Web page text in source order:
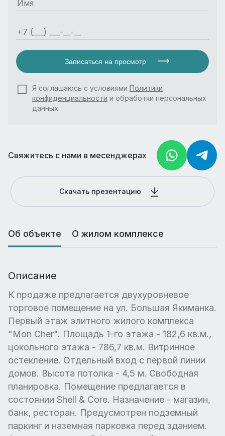
Записаться на просмотр
Я соглашаюсь с условиями Политики
конфиденциальности и обработки персональных
данных
Свяжитесь с нами в месенджерах
Скачать презентацию
Об объекте О жилом комплексе
Описание
К продаже предлагается двухуровневое
торговое помещение на ул. Большая Якиманка.
Первый этаж элитного жилого комплекса
"Mon Cher". Площадь 1-го этажа - 182,6 кв.м.,
цокольного этажа - 786,7 кв.м. Витринное
остекление. Отдельный вход с первой линии
домов. Высота потолка - 4,5 м. Свободная
планировка. Помещение предлагается в
состоянии Shell & Core. Назначение - магазин,
банк, ресторан. Предусмотрен подземный
паркинг и наземная парковка перед зданием.